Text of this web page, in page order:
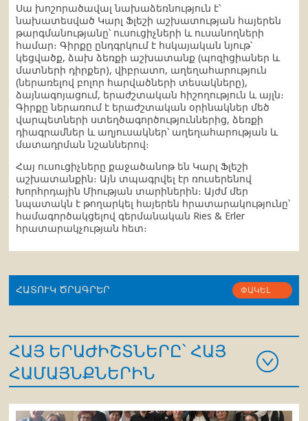
Սա խոշորածավալ նախաձեռնություն է՝
նախատեսված Կարլ Ֆլեշի աշխատության հայերեն
թարգմանությանը՝ ուսուցիչների և ուսանողների
համար։ Գիրքը ընդգրկում է հսկայական նյութ՝
կեցվածք, ձախ ձեռքի աշխատանք (պոզիցիաներ և
մատների դիրքեր), վիբրատո, աղեղահարություն
(ներառելով բոլոր հարվածների տեսակները),
ձայնագոյացում, երաժշտական հիշողություն և այլն։
Գիրքը ներառում է երաժշտական օրինակներ մեծ
վարպետների ստեղծագործություններից, ձեռքի
դիագրամներ և աղյուսակներ՝ աղեղահարության և
մատադրման նշաններով։
Հայ ուսուցիչները քաջածանոթ են Կարլ Ֆլեշի
աշխատանքին։ Այն տպագրվել էր ռուսերենով
Խորհրդային Միության տարիներին։ Այժմ մեր
նպատակն է թողարկել հայերեն հրատարակությունը՝
համագործակցելով գերմանական Ries & Erler
հրատարակչության հետ։
ՀԱՏՈՒԿ ԾՐԱԳՐԵՐ ՓԱԿԵԼ
ՀԱՅ ԵՐԱԺԻՇՏՆԵՐԸ՝ ՀԱՅ
ՀԱՄԱՅՆՔՆԵՐԻՆ